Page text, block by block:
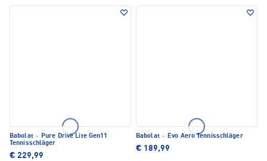
Babolat · Pure Drive Lite Gen11
Tennisschläger
€ 229,99
Babolat · Evo Aero Tennisschläger
€ 189,99